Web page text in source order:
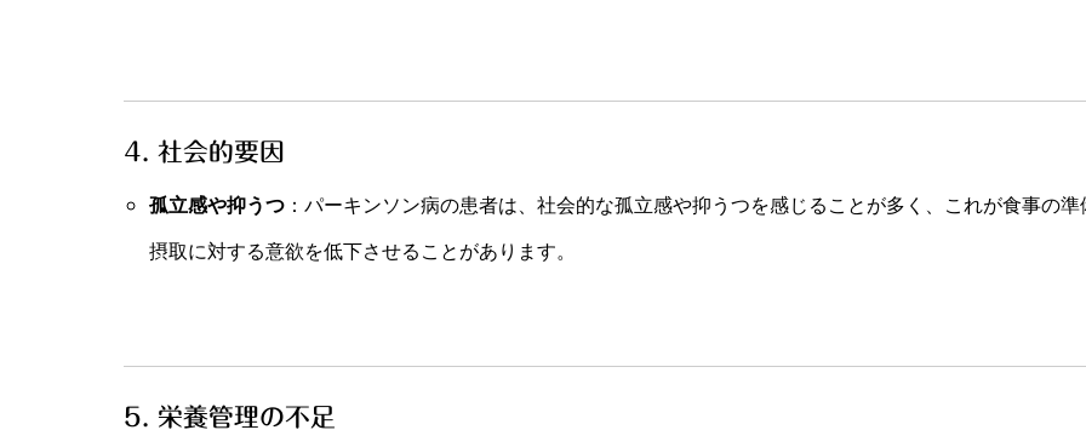
4. 社会的要因
孤立感や抑うつ：パーキンソン病の患者は、社会的な孤立感や抑うつを感じることが多く、これが食事の準
摂取に対する意欲を低下させることがあります。
5. 栄養管理の不足